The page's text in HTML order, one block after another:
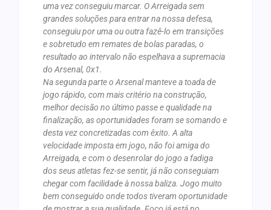
uma vez conseguiu marcar. O Arreigada sem
grandes soluções para entrar na nossa defesa,
conseguiu por uma ou outra fazê-lo em transições
e sobretudo em remates de bolas paradas, o
resultado ao intervalo não espelhava a supremacia
do Arsenal, 0x1.
Na segunda parte o Arsenal manteve a toada de
jogo rápido, com mais critério na construção,
melhor decisão no último passe e qualidade na
finalização, as oportunidades foram se somando e
desta vez concretizadas com êxito. A alta
velocidade imposta em jogo, não foi amiga do
Arreigada, e com o desenrolar do jogo a fadiga
dos seus atletas fez-se sentir, já não conseguiam
chegar com facilidade à nossa baliza. Jogo muito
bem conseguido onde todos tiveram oportunidade